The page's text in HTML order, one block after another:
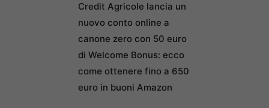
Credit Agricole lancia un
nuovo conto online a
canone zero con 50 euro
di Welcome Bonus: ecco
come ottenere fino a 650
euro in buoni Amazon